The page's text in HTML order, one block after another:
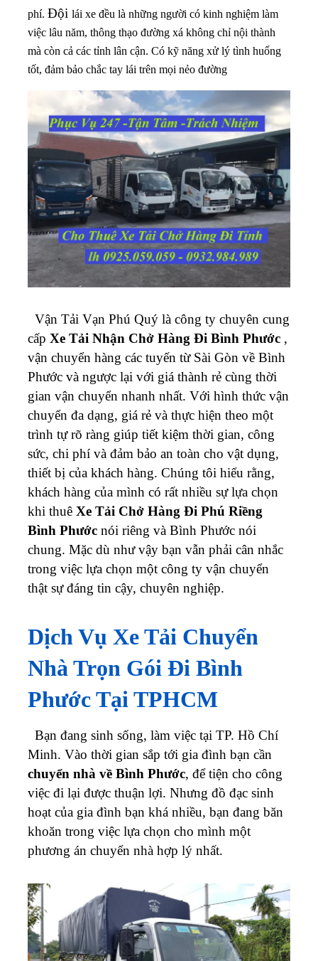
phí. Đội lái xe đều là những người có kinh nghiệm làm
việc lâu năm, thông thạo đường xá không chỉ nội thành
mà còn cả các tỉnh lân cận. Có kỹ năng xử lý tình huống
tốt, đảm bảo chắc tay lái trên mọi nẻo đường
Vận Tải Vạn Phú Quý là công ty chuyên cung
cấp Xe Tải Nhận Chở Hàng Đi Bình Phước ,
vận chuyển hàng các tuyến từ Sài Gòn về Bình
Phước và ngược lại với giá thành rẻ cùng thời
gian vận chuyển nhanh nhất. Với hình thức vận
chuyển đa dạng, giá rẻ và thực hiện theo một
trình tự rõ ràng giúp tiết kiệm thời gian, công
sức, chi phí và đảm bảo an toàn cho vật dụng,
thiết bị của khách hàng. Chúng tôi hiểu rằng,
khách hàng của mình có rất nhiều sự lựa chọn
khi thuê Xe Tải Chở Hàng Đi Phú Riềng
Bình Phước nói riêng và Bình Phước nói
chung. Mặc dù như vậy bạn vẫn phải cân nhắc
trong việc lựa chọn một công ty vận chuyển
thật sự đáng tin cậy, chuyên nghiệp.
Dịch Vụ Xe Tải Chuyển
Nhà Trọn Gói Đi Bình
Phước Tại TPHCM
Bạn đang sinh sống, làm việc tại TP. Hồ Chí
Minh. Vào thời gian sắp tới gia đình bạn cần
chuyển nhà về Bình Phước, để tiện cho công
việc đi lại được thuận lợi. Nhưng đồ đạc sinh
hoạt của gia đình bạn khá nhiều, bạn đang băn
khoăn trong việc lựa chọn cho mình một
phương án chuyển nhà hợp lý nhất.